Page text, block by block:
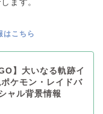
ます。
はこちら
】大いなる軌跡イ
ケモン・レイドバ
ャル背景情報